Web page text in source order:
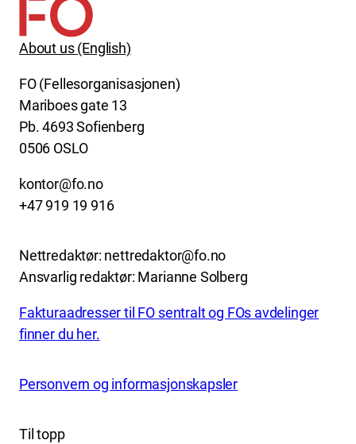
About us (English)
FO (Fellesorganisasjonen)
Mariboes gate 13
Pb. 4693 Sofienberg
0506 OSLO
kontor@fo.no
+47 919 19 916
Nettredaktør: nettredaktor@fo.no
Ansvarlig redaktør: Marianne Solberg
Fakturaadresser til FO sentralt og FOs avdelinger
finner du her.
Personvern og informasjonskapsler
Til topp